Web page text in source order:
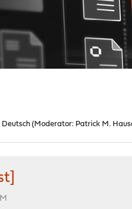
(Moderator: Patrick M.